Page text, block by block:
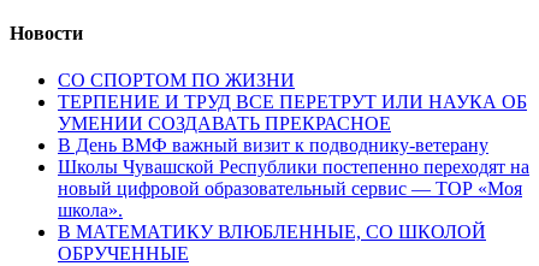
Новости
СО СПОРТОМ ПО ЖИЗНИ
ТЕРПЕНИЕ И ТРУД ВСЕ ПЕРЕТРУТ ИЛИ НАУКА ОБ
УМЕНИИ СОЗДАВАТЬ ПРЕКРАСНОЕ
В День ВМФ важный визит к подводнику-ветерану
Школы Чувашской Республики постепенно переходят на
новый цифровой образовательный сервис — ТОР «Моя
школа».
В МАТЕМАТИКУ ВЛЮБЛЕННЫЕ, СО ШКОЛОЙ
ОБРУЧЕННЫЕ